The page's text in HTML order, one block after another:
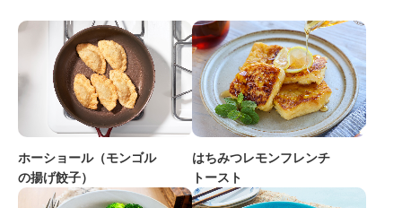
ホーショール（モンゴル
の揚げ餃子）
はちみつレモンフレンチ
トースト